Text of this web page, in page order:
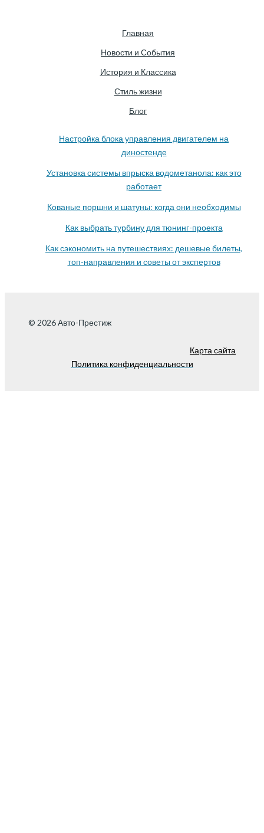
Главная
Новости и События
История и Классика
Стиль жизни
Блог
Настройка блока управления двигателем на
диностенде
Установка системы впрыска водометанола: как это
работает
Кованые поршни и шатуны: когда они необходимы
Как выбрать турбину для тюнинг-проекта
Как сэкономить на путешествиях: дешевые билеты,
топ-направления и советы от экспертов
© 2026 Авто-Престиж
Карта сайта
Политика конфиденциальности